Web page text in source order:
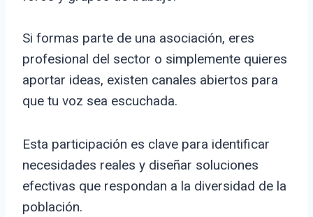
Si formas parte de una asociación, eres
profesional del sector o simplemente quieres
aportar ideas, existen canales abiertos para
que tu voz sea escuchada.
Esta participación es clave para identificar
necesidades reales y diseñar soluciones
efectivas que respondan a la diversidad de la
población.